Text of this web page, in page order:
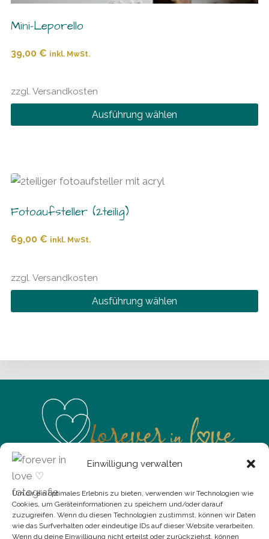
Einwilligung verwalten
Um dir ein optimales Erlebnis zu bieten, verwenden wir Technologien wie
Cookies, um Geräteinformationen zu speichern und/oder darauf
zuzugreifen. Wenn du diesen Technologien zustimmst, können wir Daten
wie das Surfverhalten oder eindeutige IDs auf dieser Website verarbeiten.
Wenn du deine Einwilligung nicht erteilst oder zurückziehst, können
Mini-Leporello
39,00 € inkl. MwSt.
zzgl.Versandkosten
Ausführung wählen
mehrere
auf.
Optionen
auf
Produktseite
Fotoaufsteller (2teilig)
69,00 € inkl. MwSt.
zzgl.Versandkosten
Ausführung wählen
Optionen
können
auf
der
Produktseite
gewählt
werden
Sibylle Haubold
Adelsbergstraße 228a
09127 Chemnitz
Termine nach Vereinbarung